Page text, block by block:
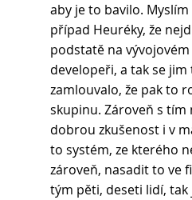
aby je to bavilo.
případ Heuréky, že
podstatě na
developeři, a tak se
zamlouvalo, že pak to
skupinu. Zároveň s tím
dobrou zkušenost i v
to systém, ze kterého
zároveň, nasadit to ve
tým pěti, deseti lidí, tak